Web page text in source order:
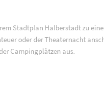
Stadtplan Halberstadt zu
oder der Theaternacht
Campingplätzen aus.